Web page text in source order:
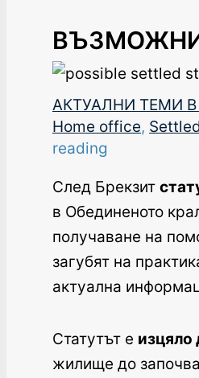
ВЪЗМОЖНИ
АКТУАЛНИ ТЕМИ В
Home office,
reading
След Брекзит
в Обединеното
получаване на
загубят на
актуална
Статутът е изцяло
жилище до